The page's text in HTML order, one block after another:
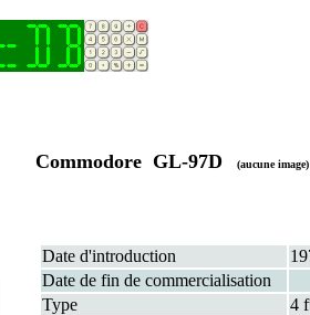
Commodore GL-97D (aucune image)
Date d'introduction
Date de fin de commercialisation
Type
4